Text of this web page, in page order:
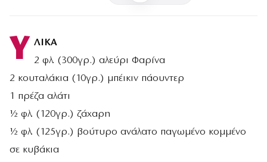
Υ ΛΙΚΑ
2 φλ. (300γρ.) αλεύρι Φαρίνα
2 κουταλάκια (10γρ.) μπέικιν πάουντερ
1 πρέζα αλάτι
½ φλ. (120γρ.) ζάχαρη
½ φλ. (125γρ.) βούτυρο ανάλατο παγωμένο κομμένο
σε κυβάκια